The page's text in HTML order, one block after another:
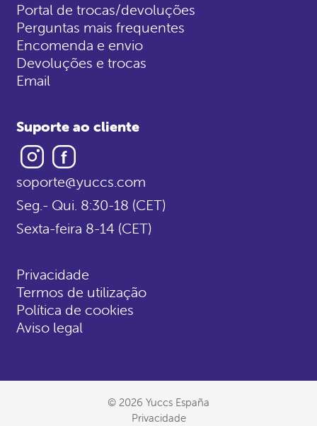
Portal de trocas/devoluções
Perguntas mais frequentes
Encomenda e envio
Devoluções e trocas
Email
Suporte ao cliente
Instagram
soporte@yuccs.com
Seg.- Qui. 8:30-18 (CET)
Sexta-feira 8-14 (CET)
Privacidade
Termos de utilização
Política de cookies
Aviso legal
© 2026 Yuccs España
Privacidade